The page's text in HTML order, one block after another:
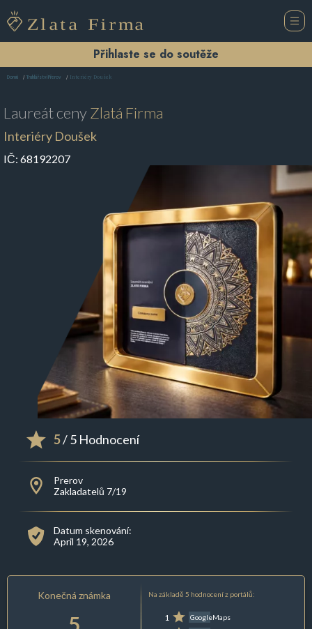
Přihlaste se do soutěže
Domů Truhlářství Přerov Interiéry Doušek
Laureát cenyZlatá Firma
Interiéry Doušek
IČ: 68192207
5/ 5 Hodnocení
Prerov
Zakladatelů 7/19
Datum skenování:
April 19, 2026
Konečná známka Na základě 5 hodnocení z portálů:
1 GoogleMaps